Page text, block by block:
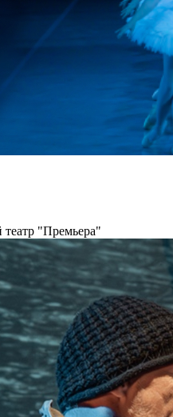
"Премьера"